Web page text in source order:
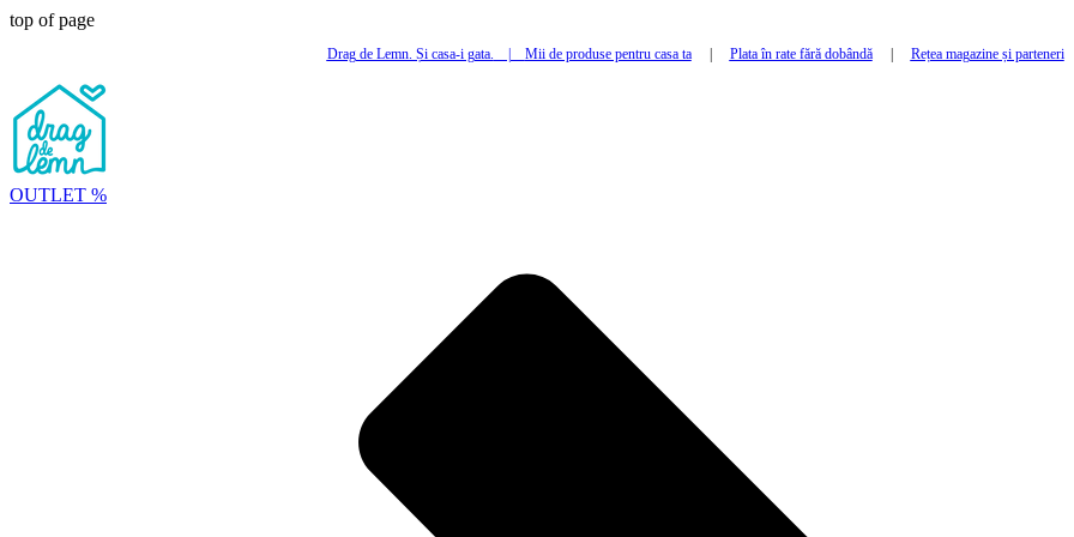
top of page
Drag de Lemn. Și casa-i gata. Mii de produse pentru casa ta| Plata în rate fără dobândă| Rețea magazine și parteneri
OUTLET %